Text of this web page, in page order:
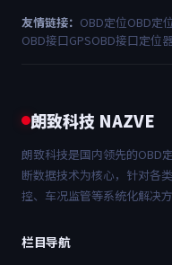
友情链接： OBD定位OBD定
OBD接口GPSOBD接口定位
朗致科技 NAZVE
朗致科技是国内领先的OBD
断数据技术为核心，针对各
控、车况监管等系统化解决方
栏目导航